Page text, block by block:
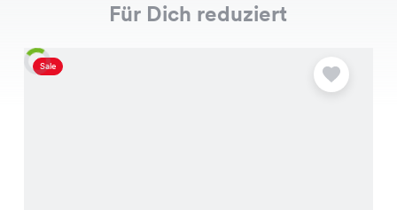
Für Dich reduziert
Sale